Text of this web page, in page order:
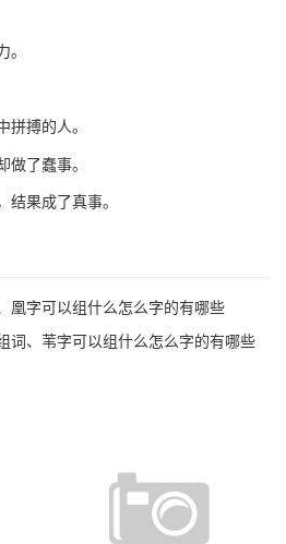
搏的人。
了蠢事。
果成了真事。
凰字可以组什么怎么字的有哪些
词、苇字可以组什么怎么字的有哪些